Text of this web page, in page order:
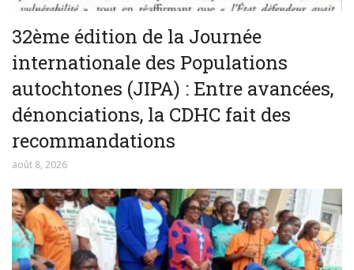
32ème édition de la Journée
internationale des Populations
autochtones (JIPA) : Entre avancées,
dénonciations, la CDHC fait des
recommandations
août 8, 2026